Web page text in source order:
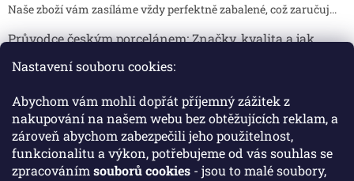
Nastavení souboru cookies:
Abychom vám mohli dopřát příjemný zážitek z
nakupování na našem webu bez obtěžujících reklam, a
zároveň abychom zabezpečili jeho použitelnost,
funkcionalitu a výkon, potřebujeme od vás souhlas se
zpracováním souborů cookies - jsou to malé soubory,
Naše zboží vám zasíláme vždy perfektně zabalené, což zaručuj...
Průvodce českým porcelánem: Značky, kvalita a jak
Jak skladovat broušené sklenice, aby se nepoškodily?
Broušené sklenice jsou symbolem elegance, tradice a luxusu. ...